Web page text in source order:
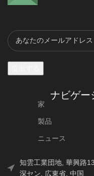
ナビゲー
家
製品
ニュース
知雲工業団地, 華興路
深セン, 広東省, 中国